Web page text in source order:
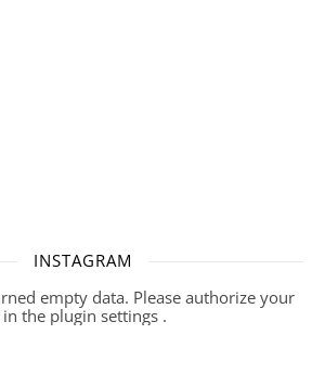
INSTAGRAM
empty data. Please authorize your
in the plugin settings .